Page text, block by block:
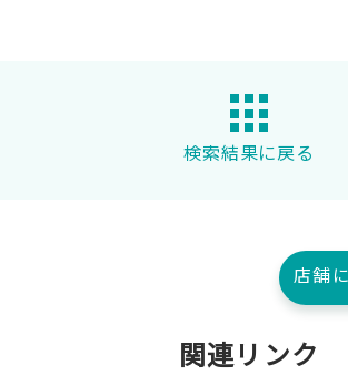
検索結果に戻る
関連リンク
店舗